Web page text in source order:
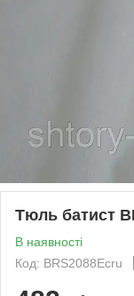
Тюль батист
В наявності
Код: BRS2088Ecru